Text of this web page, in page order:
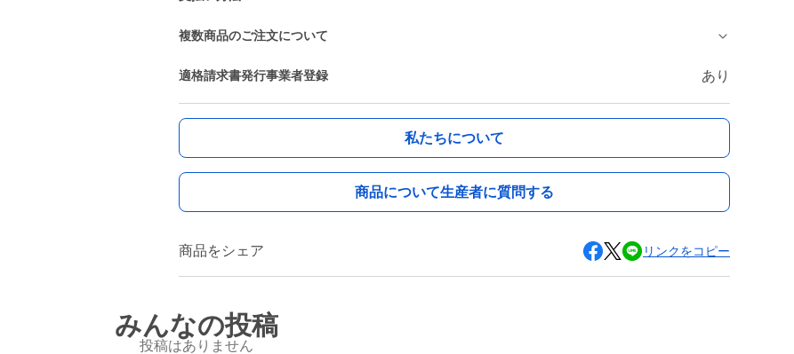
複数商品のご注文について
適格請求書発行事業者登録 あり
私たちについて
商品について生産者に質問する
商品をシェア リンクをコピー
みんなの投稿
投稿はありません